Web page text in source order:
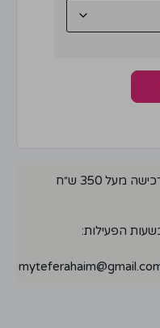
350 ש״ח
הפעילות: